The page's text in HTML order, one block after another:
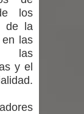
los
de la
en las
las
y el